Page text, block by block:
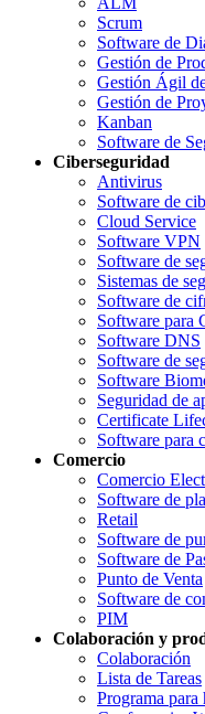
Scrum
Software de
Gestión de
Gestión Ágil
Gestión de
Kanban
Software de
Ciberseguridad
Antivirus
Software de
Cloud Service
Software VPN
Software de
Sistemas de
Software de
Software para
Software DNS
Software de
Software
Seguridad de
Certificate
Software para
Comercio
Comercio
Software de
Retail
Software de
Software de
Punto de Venta
Software de
PIM
Colaboración y
Colaboración
Lista de Tareas
Programa para